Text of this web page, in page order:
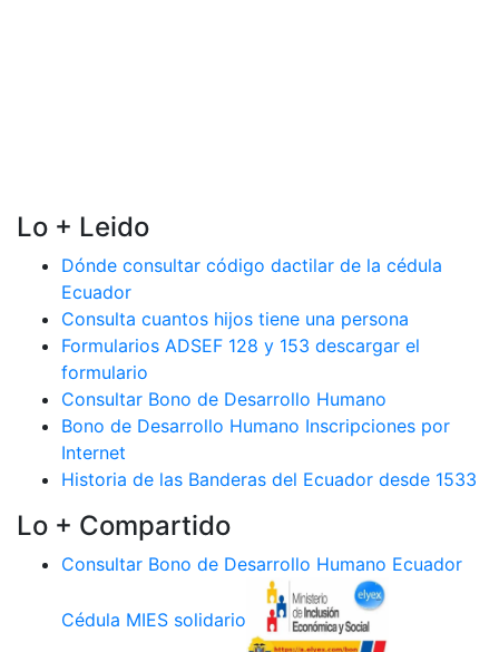
Lo + Leido
Dónde consultar código dactilar de la cédula
Ecuador
Consulta cuantos hijos tiene una persona
Formularios ADSEF 128 y 153 descargar el
formulario
Consultar Bono de Desarrollo Humano
Bono de Desarrollo Humano Inscripciones por
Internet
Historia de las Banderas del Ecuador desde 1533
Lo + Compartido
Consultar Bono de Desarrollo Humano Ecuador
Cédula MIES solidario